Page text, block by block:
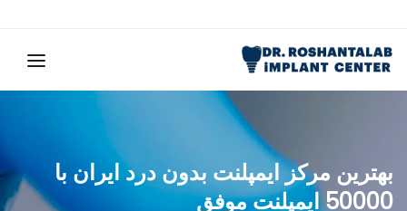
بهترین مرکز ایمپلنت بدون درد ایران با
50000 ایمپلنت موفق